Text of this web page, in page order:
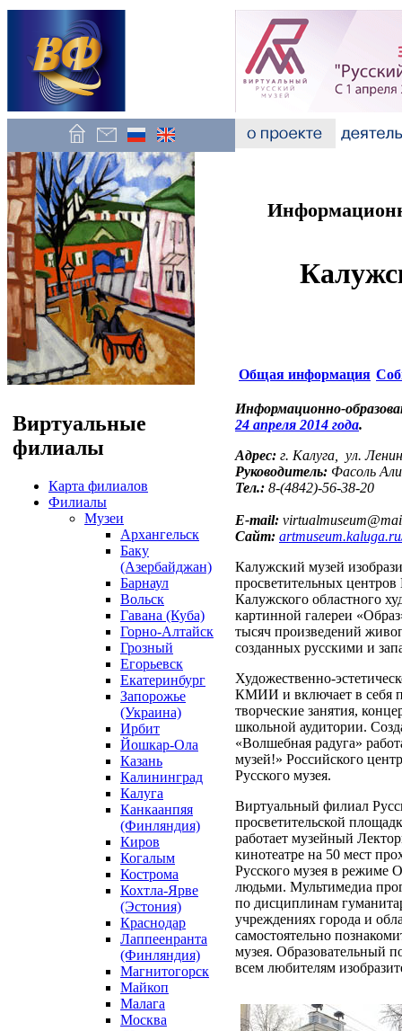
Виртуальные
филиалы
Карта филиалов
Филиалы
Музеи
Архангельск
Баку
(Азербайджан)
Барнаул
Вольск
Гавана (Куба)
Горно-Алтайск
Грозный
Егорьевск
Екатеринбург
Запорожье
(Украина)
Ирбит
Йошкар-Ола
Казань
Калининград
Калуга
Канкаанпяя
(Финляндия)
Киров
Когалым
Кострома
Кохтла-Ярве
(Эстония)
Краснодар
Лаппеенранта
(Финляндия)
Магнитогорск
Майкоп
Малага
Москва
Общая информация
Информационно-
24 апреля 2014 года.
Адрес: г. Калуга , ул.
Руководитель: Фасоль
Тел.: 8-(4842)-56-38-20
E-mail:
Сайт:
Калужский музей
просветительных центров
Калужского областного
картинной галереи
тысяч произведений
созданных русскими и
Художественно-
КМИИ и включает в себя
творческие занятия,
школьной аудитории.
«Волшебная радуга»
музей!» Российского
Русского музея.
Виртуальный филиал
просветительской
работает музейный
кинотеатре на 50 мест
Русского музея в режиме
людьми. Мультимедиа
по дисциплинам
учреждениях города и
самостоятельно
музея. Образовательный
всем любителям